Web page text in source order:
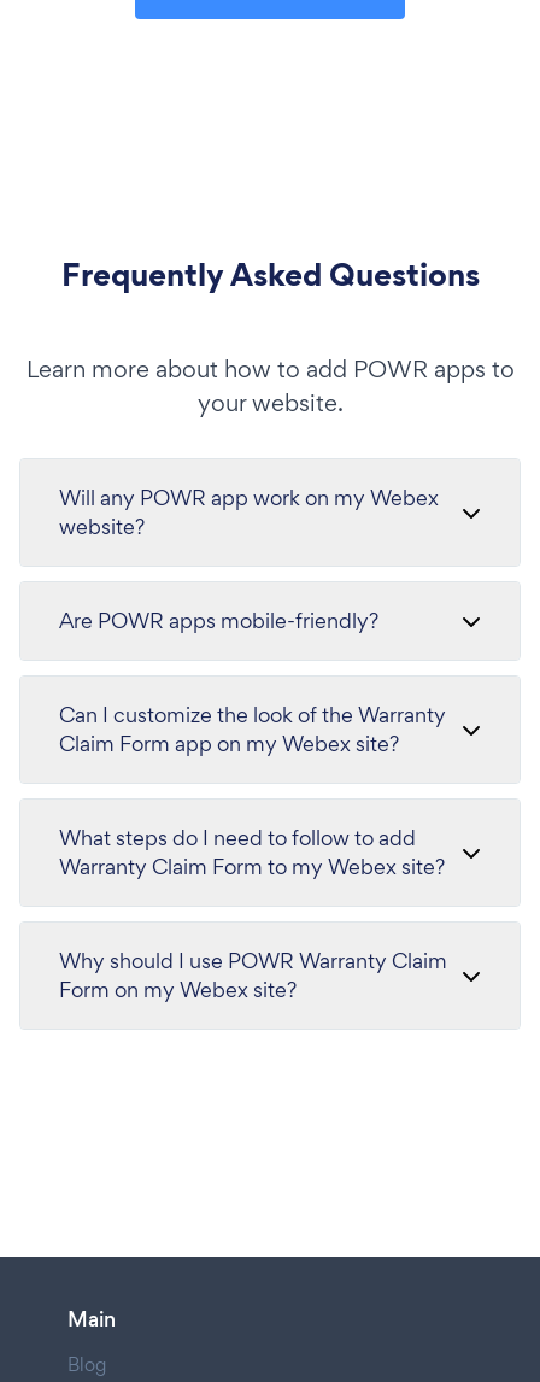
Frequently Asked Questions
Learn more about how to add POWR apps to
your website.
Will any POWR app work on my Webex
website?
Are POWR apps mobile-friendly?
Can I customize the look of the Warranty
Claim Form app on my Webex site?
What steps do I need to follow to add
Warranty Claim Form to my Webex site?
Why should I use POWR Warranty Claim
Form on my Webex site?
Main
Blog